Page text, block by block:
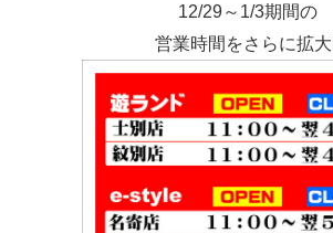
12/29～1/3期間の
営業時間をさらに拡大